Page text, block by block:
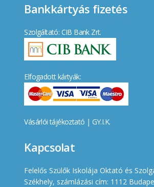
Bankkártyás fizetés
Szolgáltató: CIB Bank Zrt.
Elfogadott kártyák:
Vásárlói tájékoztató | GY.I.K.
Kapcsolat
Felelős Szülők Iskolája Oktató és
Székhely, számlázási cím: 1112